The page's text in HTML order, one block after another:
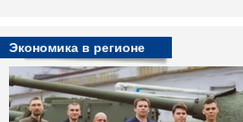
Экономика в регионе